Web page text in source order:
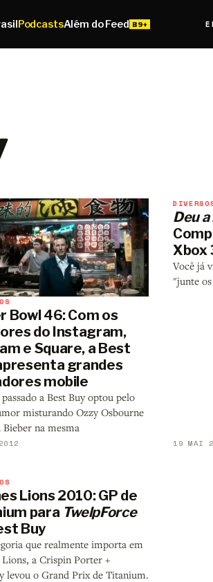
PodcastsAlém do Feed
Bowl 46: Com os
do Instagram,
e Square, a Best
grandes
mobile
a Best Buy optou pelo
misturando Ozzy Osbourne
Bieber na mesma
Deu
Xbox
Você já
"junte
19 MAI
Lions 2010: GP de
para TwelpForce
Buy
que realmente importa em
Lions, a Crispin Porter +
levou o Grand Prix de Titanium.